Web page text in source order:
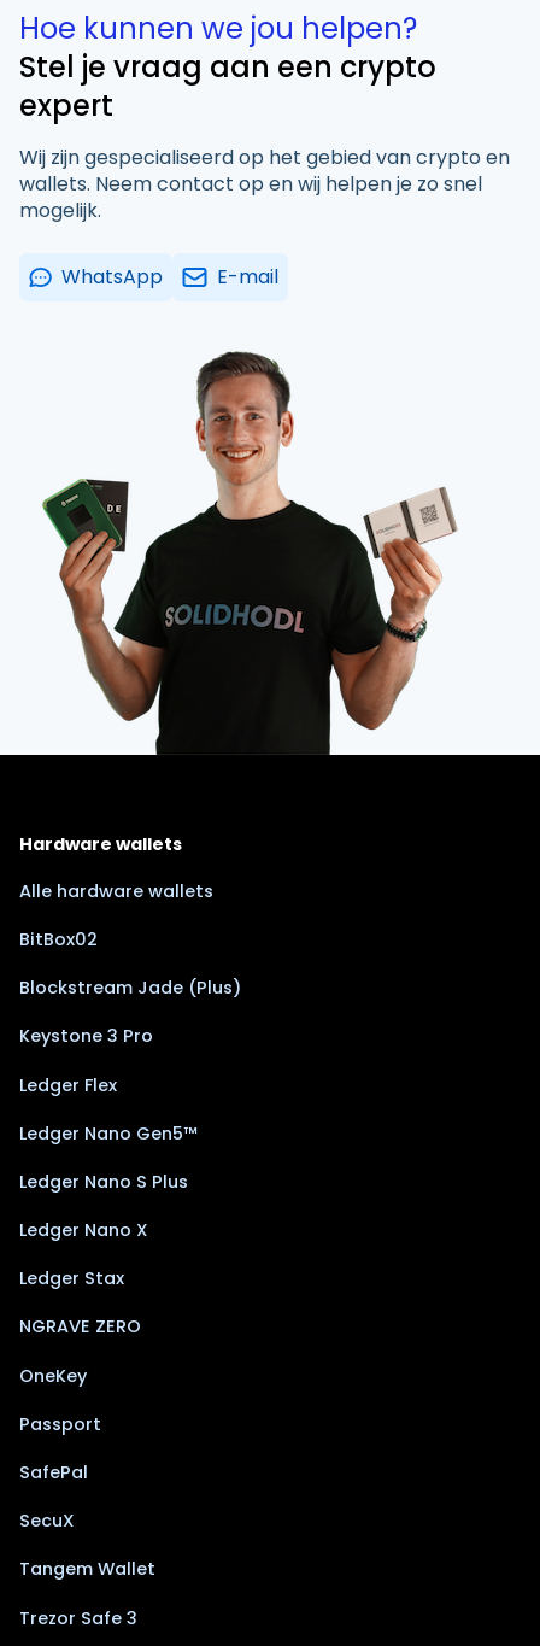
Hoe kunnen we jou helpen?
Stel je vraag aan een crypto
expert
Wij zijn gespecialiseerd op het gebied van crypto en
wallets. Neem contact op en wij helpen je zo snel
mogelijk.
WhatsApp E-mail
Hardware wallets
Alle hardware wallets
BitBox02
Blockstream Jade (Plus)
Keystone 3 Pro
Ledger Flex
Ledger Nano Gen5™
Ledger Nano S Plus
Ledger Nano X
Ledger Stax
NGRAVE ZERO
OneKey
Passport
SafePal
SecuX
Tangem Wallet
Trezor Safe 3